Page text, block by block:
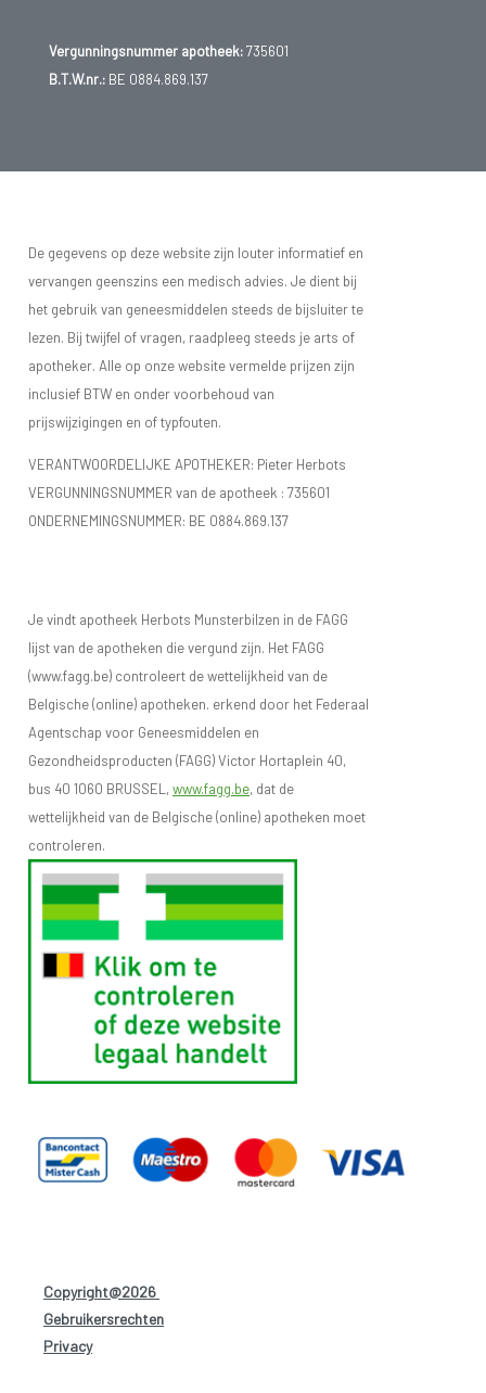
Vergunningsnummer apotheek:735601
B.T.W.nr.:BE 0884.869.137
De gegevens op deze website zijn louter informatief en
vervangen geenszins een medisch advies. Je dient bij
het gebruik van geneesmiddelen steeds de bijsluiter te
lezen. Bij twijfel of vragen, raadpleeg steeds je arts of
apotheker. Alle op onze website vermelde prijzen zijn
inclusief BTW en onder voorbehoud van
prijswijzigingen en of typfouten.
VERANTWOORDELIJKE APOTHEKER: Pieter Herbots
VERGUNNINGSNUMMER van de apotheek : 735601
ONDERNEMINGSNUMMER: BE 0884.869.137
Je vindt apotheek Herbots Munsterbilzen in de FAGG
lijst van de apotheken die vergund zijn. Het FAGG
(www.fagg.be) controleert de wettelijkheid van de
Belgische (online) apotheken. erkend door het Federaal
Agentschap voor Geneesmiddelen en
Gezondheidsproducten (FAGG) Victor Hortaplein 40,
bus 40 1060 BRUSSEL,www.fagg.be, dat de
wettelijkheid van de Belgische (online) apotheken moet
controleren.
Copyright@2026
Gebruikersrechten
Privacy-